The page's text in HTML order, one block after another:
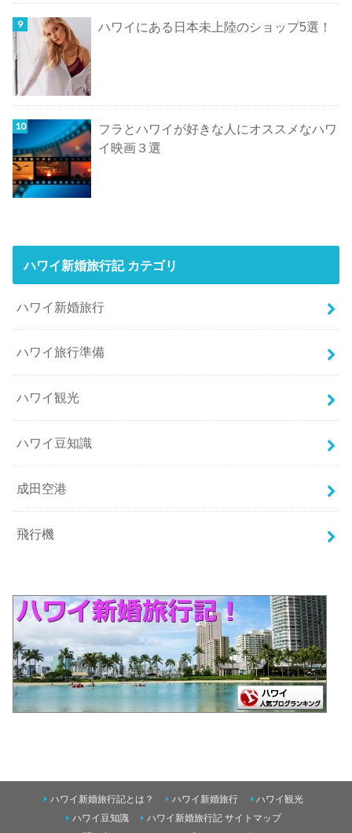
ハワイにある日本未上陸のショップ5選！
フラとハワイが好きな人にオススメなハワ
イ映画３選
ハワイ新婚旅行記 カテゴリ
ハワイ新婚旅行
ハワイ旅行準備
ハワイ観光
ハワイ豆知識
成田空港
飛行機
ハワイ新婚旅行記とは？ ハワイ新婚旅行
ハワイ観光
ハワイ豆知識
ハワイ新婚旅行記 サイトマップ